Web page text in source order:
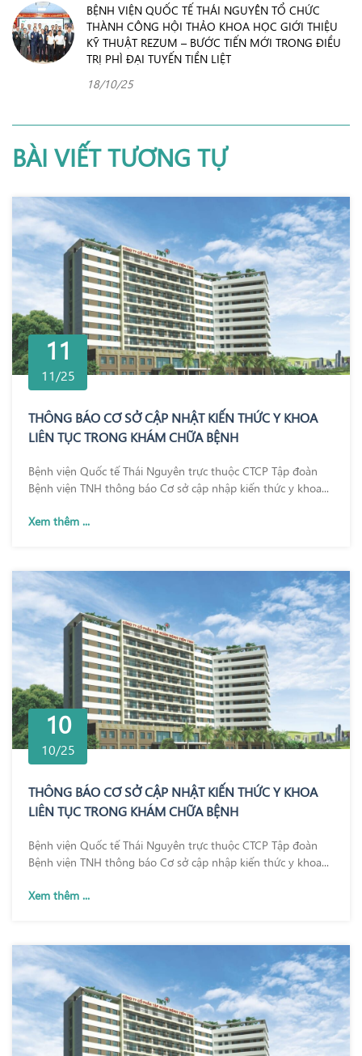
BỆNH VIỆN QUỐC TẾ THÁI NGUYÊN TỔ CHỨC
THÀNH CÔNG HỘI THẢO KHOA HỌC GIỚI THIỆU
KỸ THUẬT REZUM – BƯỚC TIẾN MỚI TRONG ĐIỀU
TRỊ PHÌ ĐẠI TUYẾN TIỀN LIỆT
18/10/25
BÀI VIẾT TƯƠNG TỰ
11
11/25
THÔNG BÁO CƠ SỞ CẬP NHẬT KIẾN THỨC Y KHOA
LIÊN TỤC TRONG KHÁM CHỮA BỆNH
Bệnh viện Quốc tế Thái Nguyên trực thuộc CTCP Tập đoàn
Bệnh viện TNH thông báo Cơ sở cập nhập kiến thức y khoa...
Xem thêm ...
10
10/25
THÔNG BÁO CƠ SỞ CẬP NHẬT KIẾN THỨC Y KHOA
LIÊN TỤC TRONG KHÁM CHỮA BỆNH
Bệnh viện Quốc tế Thái Nguyên trực thuộc CTCP Tập đoàn
Bệnh viện TNH thông báo Cơ sở cập nhập kiến thức y khoa...
Xem thêm ...